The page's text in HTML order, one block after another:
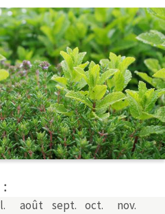
août sept. oct. nov.